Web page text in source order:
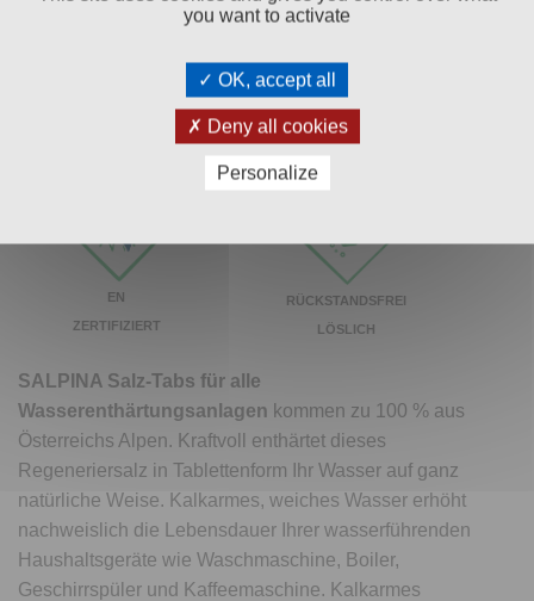
BESTES
EN
ZERTIFIZIERT
RÜCKSTANDSFREI
LÖSLICH
SALPINA Salz-Tabs für alle
Wasserenthärtungsanlagen kommen zu 100 % aus
Österreichs Alpen. Kraftvoll enthärtet dieses
Regeneriersalz in Tablettenform Ihr Wasser auf ganz
natürliche Weise. Kalkarmes, weiches Wasser erhöht
nachweislich die Lebensdauer Ihrer wasserführenden
Haushaltsgeräte wie Waschmaschine, Boiler,
Geschirrspüler und Kaffeemaschine. Kalkarmes
you want to activate
OK, accept all
Deny all cookies
Personalize